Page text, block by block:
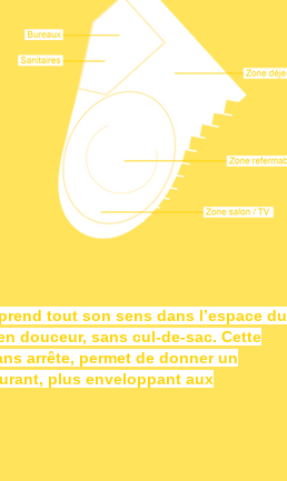
tout son sens dans l’espace du
douceur, sans cul-de-sac. Cette
arrête, permet de donner un
plus enveloppant aux